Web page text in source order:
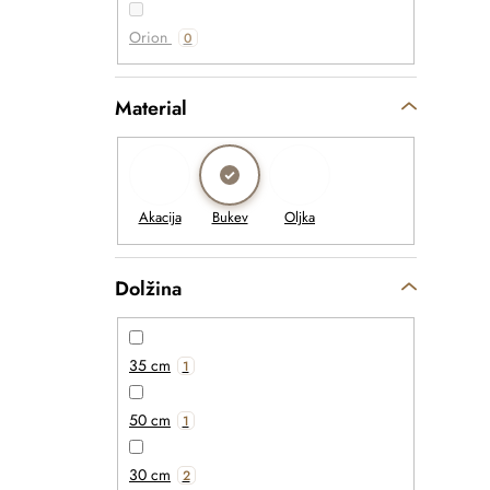
Orion 0
Material
Dolžina
35 cm 1
50 cm 1
30 cm 2